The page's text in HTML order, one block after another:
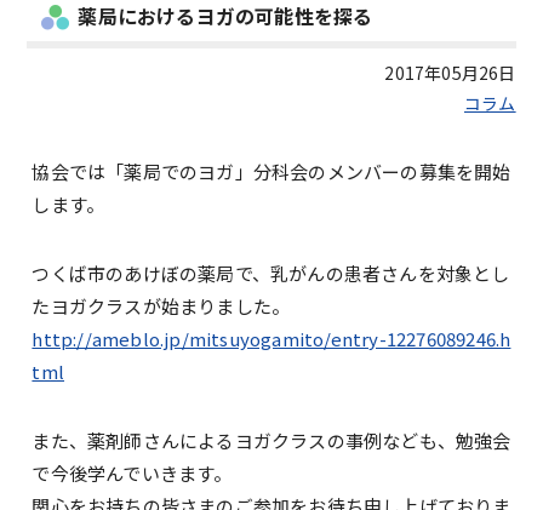
薬局におけるヨガの可能性を探る
2017年05月26日
コラム
協会では「薬局でのヨガ」分科会のメンバーの募集を開始
します。
つくば市のあけぼの薬局で、乳がんの患者さんを対象とし
たヨガクラスが始まりました。
http://ameblo.jp/mitsuyogamito/entry-12276089246.h
tml
また、薬剤師さんによるヨガクラスの事例なども、勉強会
で今後学んでいきます。